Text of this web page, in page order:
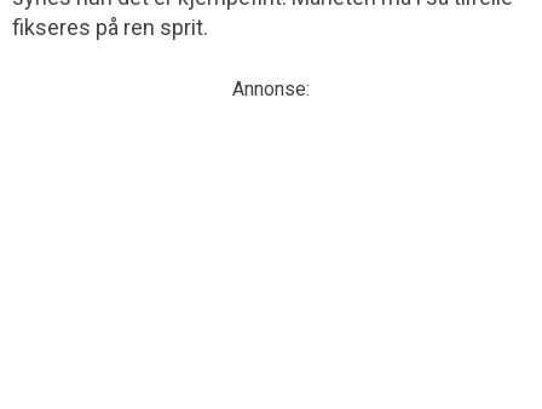
fikseres på ren sprit.
Annonse: